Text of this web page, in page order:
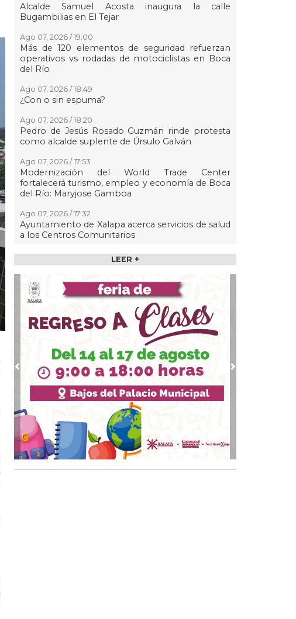
Alcalde Samuel Acosta inaugura la calle
Bugambilias en El Tejar
Ago 07, 2026 / 19:00
Más de 120 elementos de seguridad refuerzan
operativos vs rodadas de motociclistas en Boca
del Río
Ago 07, 2026 / 18:49
¿Con o sin espuma?
Ago 07, 2026 / 18:20
Pedro de Jesús Rosado Guzmán rinde protesta
como alcalde suplente de Úrsulo Galván
Ago 07, 2026 / 17:53
Modernización del World Trade Center
fortalecerá turismo, empleo y economía de Boca
del Río: Maryjose Gamboa
Ago 07, 2026 / 17:32
Ayuntamiento de Xalapa acerca servicios de salud
a los Centros Comunitarios
Ago 07, 2026 / 17:15
Ayuntamiento e ICATVER fortalecen capacitación
laboral en beneficio de las y los sanandrescanos
Ago 07, 2026 / 14:56
Quincena, no me abandones.... 😝😜🤣
Ago 07, 2026 / 14:47
Generar empleo y bienestar, prioridad para el
Gobierno de San Andrés Tuxtla: Rafa Fararoni
Ago 07, 2026 / 14:39
Hallan con vida a pescador desaparecido desde el
23 de julio en Uxpanapa
Ago 07, 2026 / 14:22
Resalta Pedro Miguel pensamiento de Diego
Ruzzarín y agradece respaldo de Rocío Nahle al
Festival del Mar
Impulsa Ayuntamiento de Veracruz cultura de la
LEER +
Previous Next